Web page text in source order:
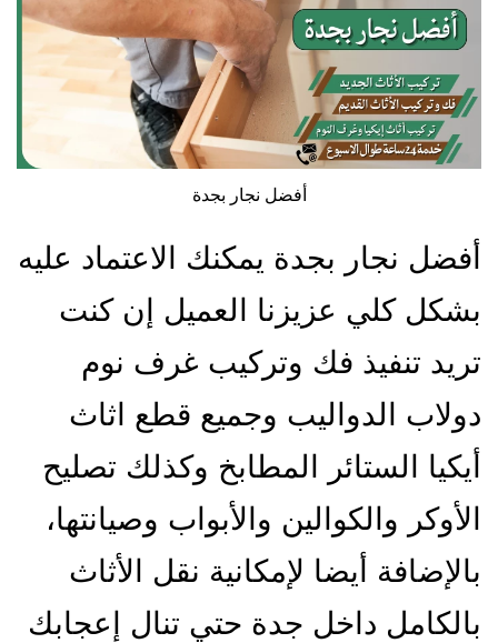
أفضل نجار بجدة
أفضل نجار بجدة يمكنك الاعتماد عليه
بشكل كلي عزيزنا العميل إن كنت
تريد تنفيذ فك وتركيب غرف نوم
دولاب الدواليب وجميع قطع اثاث
أيكيا الستائر المطابخ وكذلك تصليح
الأوكر والكوالين والأبواب وصيانتها،
بالإضافة أيضا لإمكانية نقل الأثاث
بالكامل داخل جدة حتي تنال إعجابك